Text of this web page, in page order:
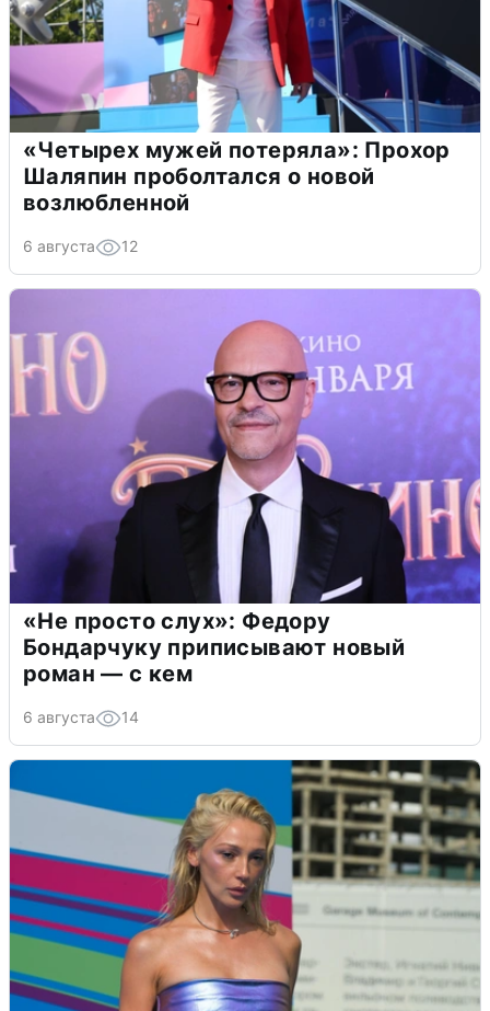
«Четырех мужей потеряла»: Прохор
Шаляпин проболтался о новой
возлюбленной
6 августа 12
«Не просто слух»: Федору
Бондарчуку приписывают новый
роман — с кем
6 августа 14